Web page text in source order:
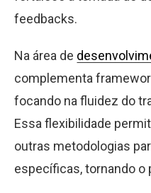
feedbacks.
Na área de
complementa
focando na fluidez do
Essa flexibilidade
outras metodologias
específicas, tornando o